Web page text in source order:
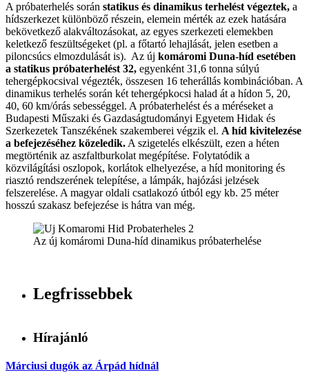
A próbaterhelés során statikus és dinamikus terhelést végeztek, a
hídszerkezet különböző részein, elemein mérték az ezek hatására
bekövetkező alakváltozásokat, az egyes szerkezeti elemekben
keletkező feszültségeket (pl. a főtartó lehajlását, jelen esetben a
piloncsúcs elmozdulását is). Az új komáromi Duna-híd esetében
a statikus próbaterhelést 32, egyenként 31,6 tonna súlyú
tehergépkocsival végezték, összesen 16 teherállás kombinációban. A
dinamikus terhelés során két tehergépkocsi halad át a hídon 5, 20,
40, 60 km/órás sebességgel. A próbaterhelést és a méréseket a
Budapesti Műszaki és Gazdaságtudományi Egyetem Hidak és
Szerkezetek Tanszékének szakemberei végzik el. A híd kivitelezése
a befejezéséhez közeledik. A szigetelés elkészült, ezen a héten
megtörténik az aszfaltburkolat megépítése. Folytatódik a
közvilágítási oszlopok, korlátok elhelyezése, a híd monitoring és
riasztó rendszerének telepítése, a lámpák, hajózási jelzések
felszerelése. A magyar oldali csatlakozó útból egy kb. 25 méter
hosszú szakasz befejezése is hátra van még.
Az új komáromi Duna-híd dinamikus próbaterhelése
Legfrissebbek
Hírajánló
Márciusi dugók az Árpád hídnál